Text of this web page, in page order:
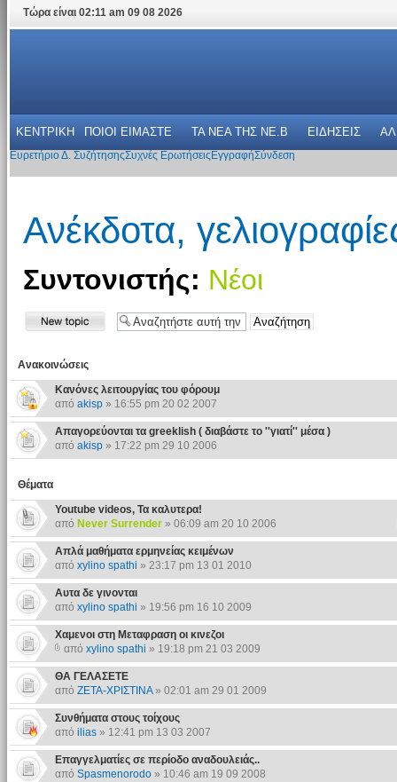
Τώρα είναι 02:11 am 09 08 2026
ΚΕΝΤΡΙΚΗ ΠΟΙΟΙ ΕΙΜΑΣΤΕ ΤΑ ΝΕΑ THΣ NE.B ΕΙΔΗΣΕΙΣ
Ευρετήριο Δ. ΣυζήτησηςΣυχνές Ερωτήσεις ΕγγραφήΣύνδεση
Ανέκδοτα,
Συντονιστής: Νέοι
Ανακοινώσεις
Κανόνες λειτουργίας του φόρουμ
από akisp» 16:55 pm 20 02 2007
Απαγορεύονται τα greeklish ( διαβάστε το ''γιατί'' μέσα )
από akisp» 17:22 pm 29 10 2006
Θέματα
Youtube videos, Τα καλυτερα!
από Never Surrender» 06:09 am 20 10 2006
Απλά μαθήματα ερμηνείας κειμένων
από xylino spathi » 23:17 pm 13 01 2010
Αυτα δε γινονται
από xylino spathi » 19:56 pm 16 10 2009
Χαμενοι στη Μεταφραση οι κινεζοι
από xylino spathi » 19:18 pm 21 03 2009
ΘΑ ΓΕΛΑΣΕΤΕ
από ΖΕΤΑ-ΧΡΙΣΤΙΝΑ» 02:01 am 29 01 2009
Συνθήματα στους τοίχους
από ilias» 12:41 pm 13 03 2007
Επαγγελματίες σε περίοδο αναδουλειάς..
από Spasmenorodo» 10:46 am 19 09 2008